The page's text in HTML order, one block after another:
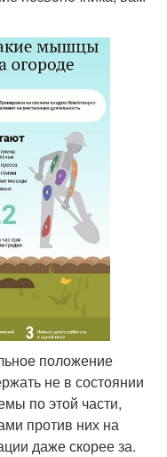
положение
не в состоянии
по этой части,
против них на
даже скорее за.